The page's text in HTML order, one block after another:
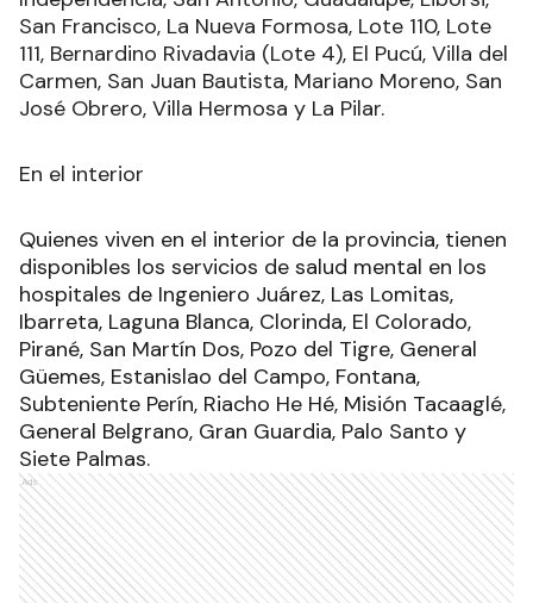
San Francisco, La Nueva Formosa, Lote 110, Lote
111, Bernardino Rivadavia (Lote 4), El Pucú, Villa del
Carmen, San Juan Bautista, Mariano Moreno, San
José Obrero, Villa Hermosa y La Pilar.
En el interior
Quienes viven en el interior de la provincia, tienen
disponibles los servicios de salud mental en los
hospitales de Ingeniero Juárez, Las Lomitas,
Ibarreta, Laguna Blanca, Clorinda, El Colorado,
Pirané, San Martín Dos, Pozo del Tigre, General
Güemes, Estanislao del Campo, Fontana,
Subteniente Perín, Riacho He Hé, Misión Tacaaglé,
General Belgrano, Gran Guardia, Palo Santo y
Siete Palmas.
Ads